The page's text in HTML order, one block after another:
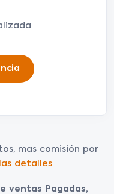
mas comisión por
detalles
ventas Pagadas,